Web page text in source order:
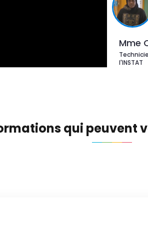
Mme
l'INSTAT
qui peuvent